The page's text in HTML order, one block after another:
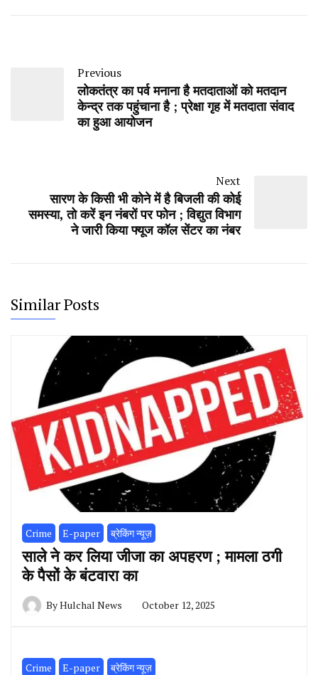
Previous
लोकतंत्र का पर्व मनाना है मतदाताओं को मतदान
केन्द्र तक पहुंचाना है ; प्रेक्षा गृह में मतदाता संवाद
का हुआ आयोजन
Next
सारण के किसी भी कोने में है बिजली की कोई
समस्या, तो करें इन नंबरों पर फोन ; विद्युत विभाग
ने जारी किया फ्यूज कॉल सेंटर का नंबर
Similar Posts
Crime E-paper ब्रेकिंग न्यूज़
साले ने कर लिया जीजा का अपहरण ; मामला ठगी
के पैसों के बंटवारा का
ByHulchal News October 12, 2025
Crime E-paper ब्रेकिंग न्यूज़